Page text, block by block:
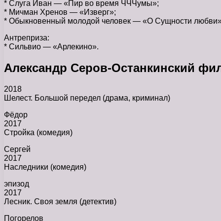
* Слуга Иван — «Пир во время ЧЧЧумы»;
* Мичман Хренов — «Изверг»;
* Обыкновенный молодой человек — «О Сущности
Антреприза:
* Сильвио — «Арлекино».
Александр Серов-Останкинский
2018
Шелест. Большой передел (драма, криминал)
Фёдор
2017
Стройка (комедия)
Сергей
2017
Наследники (комедия)
эпизод
2017
Лесник. Своя земля (детектив)
Погорелов